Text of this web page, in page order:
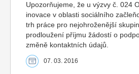
Upozorňujeme, že u výzvy č. 024
inovace v oblasti sociálního
trh práce pro nejohroženější
prodloužení příjmu žádostí o
změně kontaktních údajů.
07. 03. 2016